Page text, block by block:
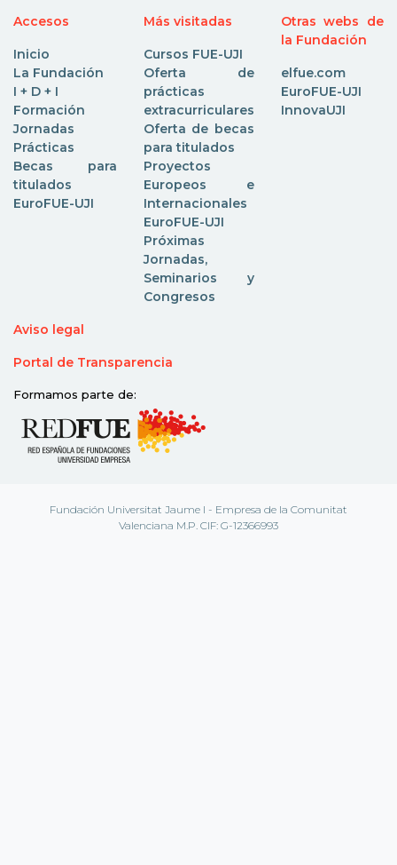
Accesos
Inicio
La Fundación
I + D + I
Formación
Jornadas
Prácticas
Becas para
titulados
EuroFUE-UJI
Más visitadas
Cursos FUE-UJI
Oferta de
prácticas
extracurriculares
Oferta de becas
para titulados
Proyectos
Europeos e
Internacionales
EuroFUE-UJI
Próximas
Jornadas,
Seminarios y
Congresos
Otras webs de
la Fundación
elfue.com
EuroFUE-UJI
InnovaUJI
Aviso legal
Portal de Transparencia
Formamos parte de:
Fundación Universitat Jaume I - Empresa de la Comunitat
Valenciana M.P. CIF: G-12366993